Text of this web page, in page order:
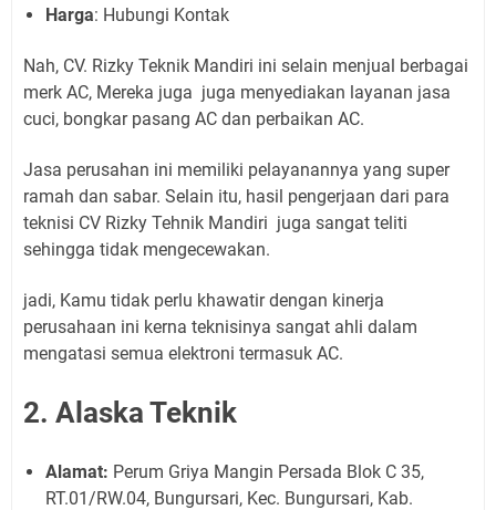
Harga: Hubungi Kontak
Nah, CV. Rizky Teknik Mandiri ini selain menjual berbagai
merk AC, Mereka juga juga menyediakan layanan jasa
cuci, bongkar pasang AC dan perbaikan AC.
Jasa perusahan ini memiliki pelayanannya yang super
ramah dan sabar. Selain itu, hasil pengerjaan dari para
teknisi CV Rizky Tehnik Mandiri juga sangat teliti
sehingga tidak mengecewakan.
jadi, Kamu tidak perlu khawatir dengan kinerja
perusahaan ini kerna teknisinya sangat ahli dalam
mengatasi semua elektroni termasuk AC.
2. Alaska Teknik
Alamat: Perum Griya Mangin Persada Blok C 35,
RT.01/RW.04, Bungursari, Kec. Bungursari, Kab.